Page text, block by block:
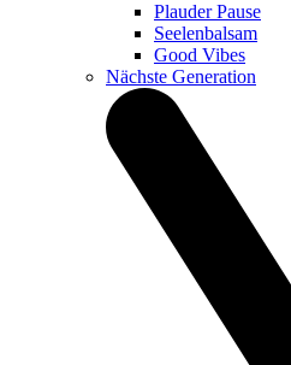
Plauder Pause
Seelenbalsam
Good Vibes
Nächste Generation